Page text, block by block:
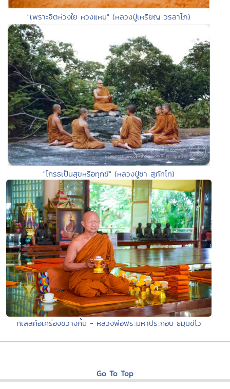
"เพราะจิตห่วงใย หวงแหน" (หลวงปู่เหรียญ วรลาโภ)
"โกรธเป็นสุขหรือทุกข์" (หลวงปู่ชา สุภัทโท)
กิเลสคือเครื่องขวางกั้น - หลวงพ่อพระมหาประกอบ ธมฺมชีโว
Go To Top